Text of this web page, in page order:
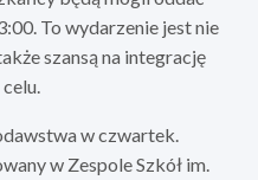
To wydarzenie jest nie
szansą na integrację
w czwartek.
w Zespole Szkół im.